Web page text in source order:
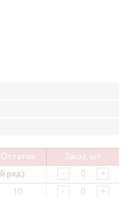
Остаток
Заказ, шт
ряд)
- +
10 - +